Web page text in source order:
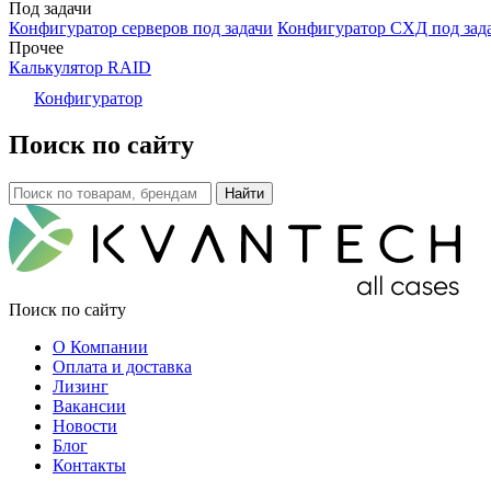
Под задачи
Конфигуратор серверов под задачи Конфигуратор СХД под
Прочее
Калькулятор RAID
Конфигуратор
Поиск по сайту
Поиск по сайту
О Компании
Оплата и доставка
Лизинг
Вакансии
Новости
Блог
Контакты